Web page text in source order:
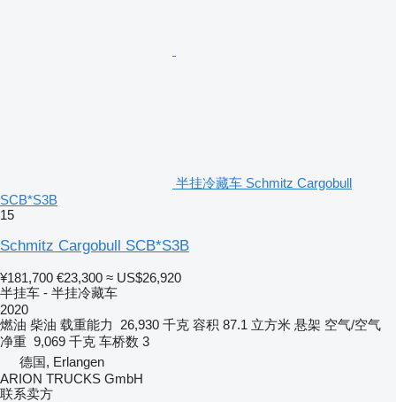
半挂冷藏车 Schmitz Cargobull
SCB*S3B
15
Schmitz Cargobull SCB*S3B
¥181,700 €23,300 ≈ US$26,920
半挂车 - 半挂冷藏车
2020
燃油 柴油 载重能力 26,930 千克 容积 87.1 立方米 悬架 空气/空气
净重 9,069 千克 车桥数 3
德国, Erlangen
ARION TRUCKS GmbH
联系卖方